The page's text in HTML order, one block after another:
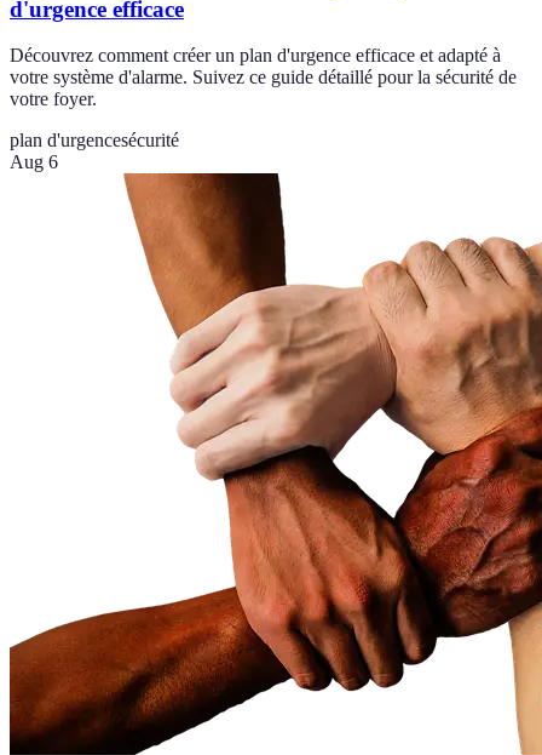
d'urgence efficace
Découvrez comment créer un plan d'urgence efficace et adapté à
votre système d'alarme. Suivez ce guide détaillé pour la sécurité de
votre foyer.
plan d'urgencesécurité
Aug 6